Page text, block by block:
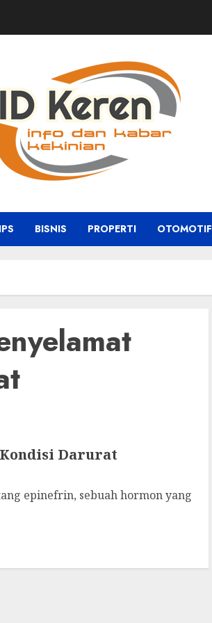
BISNIS PROPERTI OTOMOTIF
Darurat
epinefrin, sebuah hormon yang